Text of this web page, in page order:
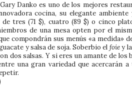
Danko es uno de los mejores
cocina, su elegante
tres (71 $), cuatro (89 $) o cinco
de una mesa opten por el
compondrán sus menús «a medida»
y salsa de soja. Soberbio el foiey
dos salsas. Y si eres un amante de los
una gran variedad que acercarán